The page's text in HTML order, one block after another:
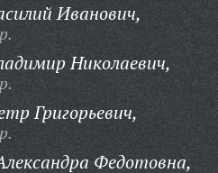
Иванович,
Николаевич,
Григорьевич,
Федотовна,